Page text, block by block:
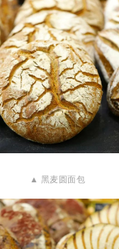
▲ 黑麦圆面包